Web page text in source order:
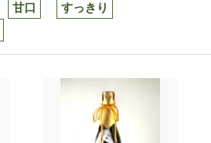
甘口
すっきり